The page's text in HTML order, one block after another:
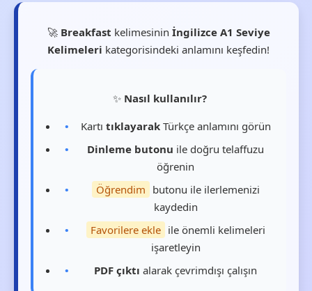
🚀 Breakfast kelimesinin İngilizce A1 Seviye
Kelimeleri kategorisindeki anlamını keşfedin!
✨ Nasıl kullanılır?
Kartı tıklayarakTürkçe anlamını görün
Dinleme butonu ile doğru telaffuzu
öğrenin
Öğrendim butonu ile ilerlemenizi
kaydedin
Favorilere ekle ile önemli kelimeleri
işaretleyin
PDF çıktı alarak çevrimdışı çalışın